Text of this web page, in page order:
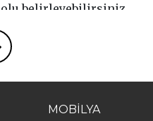
belirleyebilirsiniz.
Şıklık ve
MOBİLYA